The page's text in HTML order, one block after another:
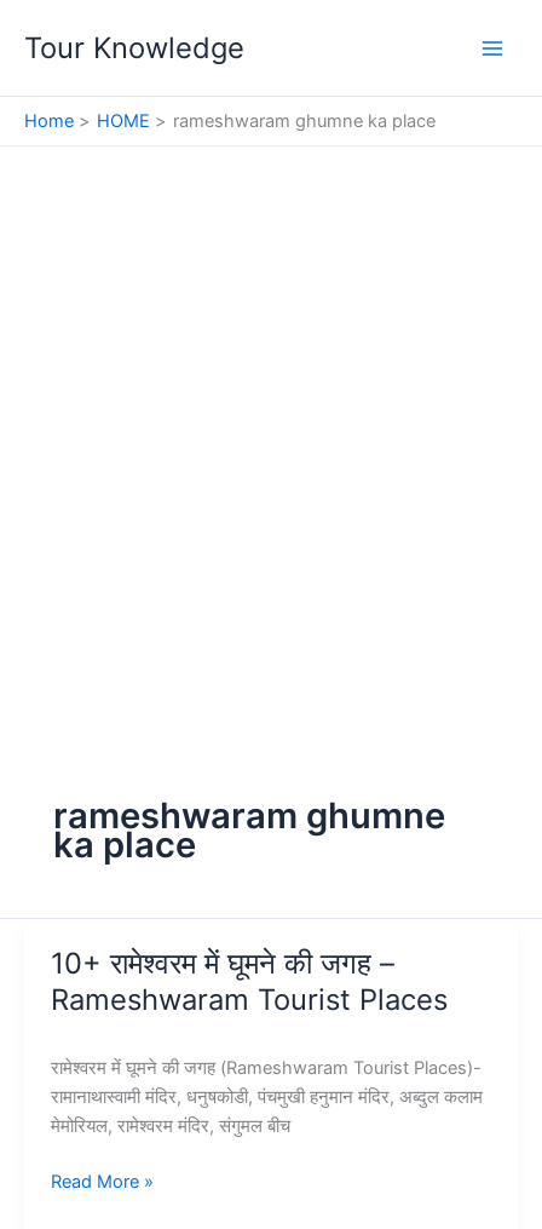
Tour Knowledge
Home HOME rameshwaram ghumne ka place
rameshwaram ghumne
ka place
10+ रामेश्वरम में घूमने की जगह –
Rameshwaram Tourist Places
रामेश्वरम में घूमने की जगह (Rameshwaram Tourist Places)-
रामानाथास्वामी मंदिर, धनुषकोडी, पंचमुखी हनुमान मंदिर, अब्दुल कलाम
मेमोरियल, रामेश्वरम मंदिर, संगुमल बीच
10+
Read More »